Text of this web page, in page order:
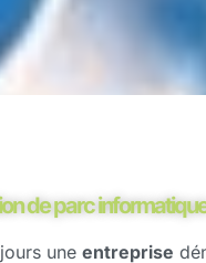
de parc
une entreprise